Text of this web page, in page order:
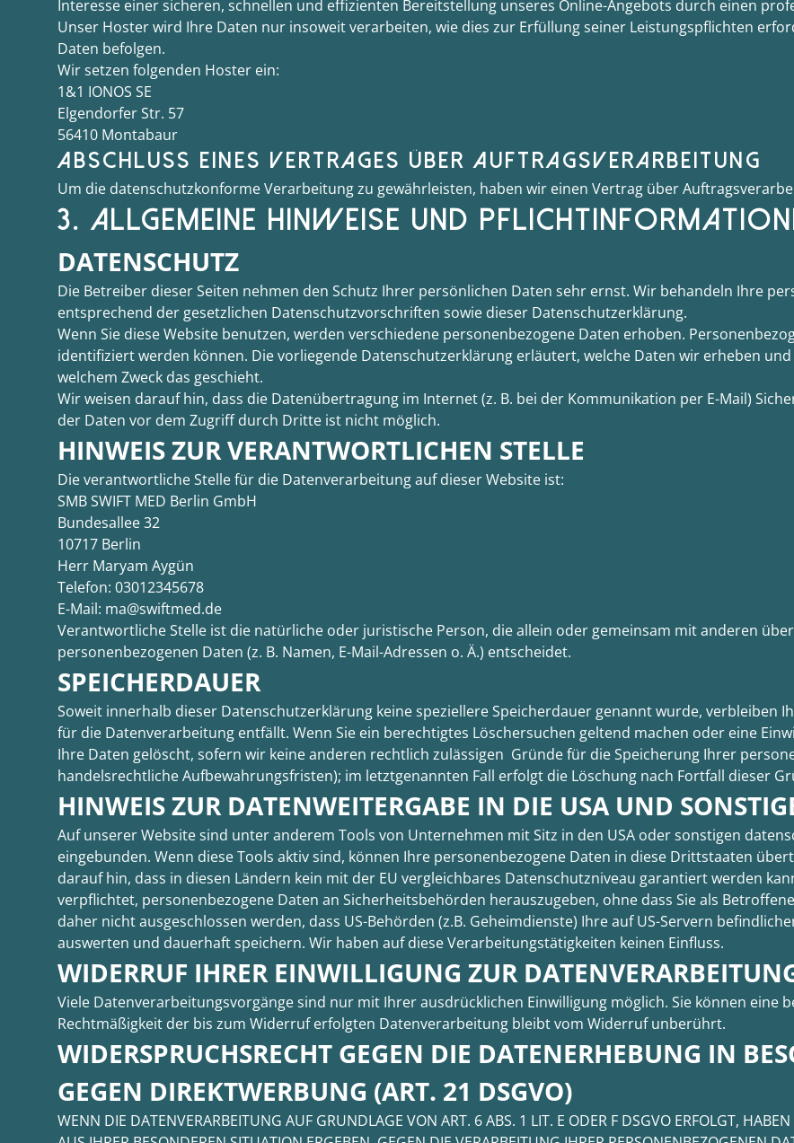
Interesse einer sicheren, schnellen und effizienten Bereitstellung unseres Online-Angebots durch einen
Unser Hoster wird Ihre Daten nur insoweit verarbeiten, wie dies zur Erfüllung seiner Leistungspflichten
Daten befolgen.
Wir setzen folgenden Hoster ein:
1&1 IONOS SE
Elgendorfer Str. 57
56410 Montabaur
ABSCHLUSS EINES VERTRAGES ÜBER AUFTRAGSVERARBEITUNG
Um die datenschutzkonforme Verarbeitung zu gewährleisten, haben wir einen Vertrag über
3. ALLGEMEINE HINWEISE UND
DATENSCHUTZ
Die Betreiber dieser Seiten nehmen den Schutz Ihrer persönlichen Daten sehr ernst. Wir behandeln Ihre
entsprechend der gesetzlichen Datenschutzvorschriften sowie dieser Datenschutzerklärung.
Wenn Sie diese Website benutzen, werden verschiedene personenbezogene Daten erhoben.
identifiziert werden können. Die vorliegende Datenschutzerklärung erläutert, welche Daten wir erheben
welchem Zweck das geschieht.
Wir weisen darauf hin, dass die Datenübertragung im Internet (z. B. bei der Kommunikation per E-Mail)
der Daten vor dem Zugriff durch Dritte ist nicht möglich.
HINWEIS ZUR VERANTWORTLICHEN STELLE
Die verantwortliche Stelle für die Datenverarbeitung auf dieser Website ist:
SMB SWIFT MED Berlin GmbH
Bundesallee 32
10717 Berlin
Herr Maryam Aygün
Telefon: 03012345678
E-Mail: ma@swiftmed.de
Verantwortliche Stelle ist die natürliche oder juristische Person, die allein oder gemeinsam mit anderen
personenbezogenen Daten (z. B. Namen, E-Mail-Adressen o. Ä.) entscheidet.
SPEICHERDAUER
Soweit innerhalb dieser Datenschutzerklärung keine speziellere Speicherdauer genannt wurde, verbleiben
für die Datenverarbeitung entfällt. Wenn Sie ein berechtigtes Löschersuchen geltend machen oder eine
Ihre Daten gelöscht, sofern wir keine anderen rechtlich zulässigen Gründe für die Speicherung Ihrer
handelsrechtliche Aufbewahrungsfristen); im letztgenannten Fall erfolgt die Löschung nach Fortfall dieser
HINWEIS ZUR DATENWEITERGABE IN DIE USA UND
Auf unserer Website sind unter anderem Tools von Unternehmen mit Sitz in den USA oder sonstigen
eingebunden. Wenn diese Tools aktiv sind, können Ihre personenbezogene Daten in diese Drittstaaten
darauf hin, dass in diesen Ländern kein mit der EU vergleichbares Datenschutzniveau garantiert werden
verpflichtet, personenbezogene Daten an Sicherheitsbehörden herauszugeben, ohne dass Sie als
daher nicht ausgeschlossen werden, dass US-Behörden (z.B. Geheimdienste) Ihre auf US-Servern
auswerten und dauerhaft speichern. Wir haben auf diese Verarbeitungstätigkeiten keinen Einfluss.
WIDERRUF IHRER EINWILLIGUNG ZUR
Viele Datenverarbeitungsvorgänge sind nur mit Ihrer ausdrücklichen Einwilligung möglich. Sie können eine
Rechtmäßigkeit der bis zum Widerruf erfolgten Datenverarbeitung bleibt vom Widerruf unberührt.
WIDERSPRUCHSRECHT GEGEN DIE DATENERHEBUNG IN
GEGEN DIREKTWERBUNG (ART. 21 DSGVO)
WENN DIE DATENVERARBEITUNG AUF GRUNDLAGE VON ART. 6 ABS. 1 LIT. E ODER F DSGVO ERFOLGT,